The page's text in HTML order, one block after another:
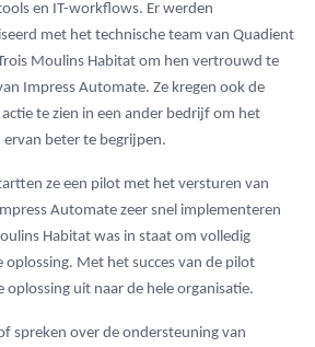
en IT-workflows. Er werden
met het technische team van Quadient
Moulins Habitat om hen vertrouwd te
Impress Automate. Ze kregen ook de
te zien in een ander bedrijf om het
beter te begrijpen.
ze een pilot met het versturen van
Automate zeer snel implementeren
Habitat was in staat om volledig
oplossing. Met het succes van de pilot
oplossing uit naar de hele organisatie.
spreken over de ondersteuning van